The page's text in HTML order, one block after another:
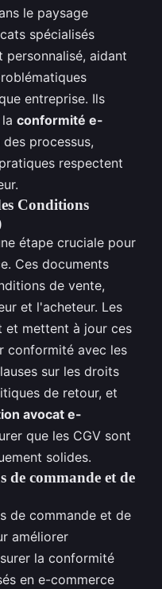
le paysage
spécialisés
aidant
entreprise. Ils
conformité e-
processus,
respectent
Conditions
étape cruciale pour
Ces documents
de vente,
et l'acheteur. Les
et mettent à jour ces
conformité avec les
sur les droits
de retour, et
avocat e-
que les CGV sont
solides.
de commande et de
de commande et de
améliorer
la conformité
en e-commerce